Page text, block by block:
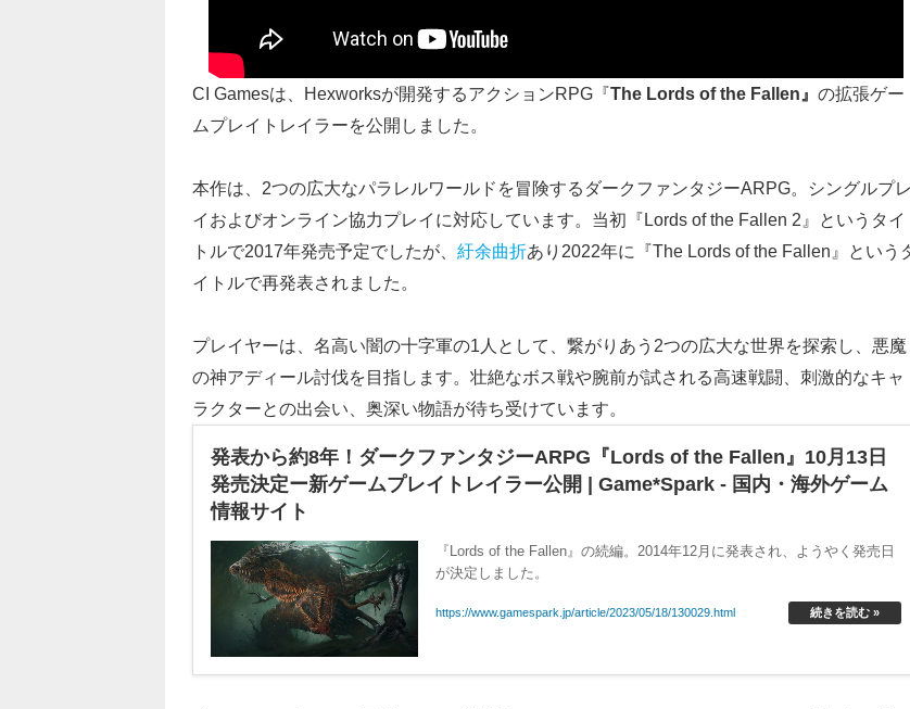
CI Gamesは、Hexworksが開発するアクションRPG『The Lords of the Fallen』 の拡張ゲー
ムプレイトレイラーを公開しました。
本作は、2つの広大なパラレルワールドを冒険するダークファンタジーARPG。シングルプレ
イおよびオンライン協力プレイに対応しています。当初『Lords of the Fallen 2』というタイ
トルで2017年発売予定でしたが、 紆余曲折あり2022年に『The Lords of the Fallen』という
イトルで再発表されました。
プレイヤーは、名高い闇の十字軍の1人として、繋がりあう2つの広大な世界を探索し、悪魔
の神アディール討伐を目指します。壮絶なボス戦や腕前が試される高速戦闘、刺激的なキャ
ラクターとの出会い、奥深い物語が待ち受けています。
発表から約8年！ダークファンタジーARPG『Lords of the Fallen』10月13日
発売決定ー新ゲームプレイトレイラー公開 | Game*Spark - 国内・海外ゲーム
情報サイト
『Lords of the Fallen』の続編。2014年12月に発表され、ようやく発売日
が決定しました。
https://www.gamespark.jp/article/2023/05/18/130029.html 続きを読む »